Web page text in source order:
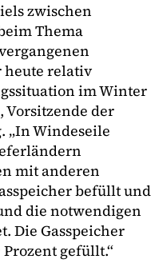
zwischen
Thema
relativ
im Winter
Vorsitzende der
„In Windeseile
mit anderen
befüllt und
die notwendigen
Die Gasspeicher
gefüllt.“